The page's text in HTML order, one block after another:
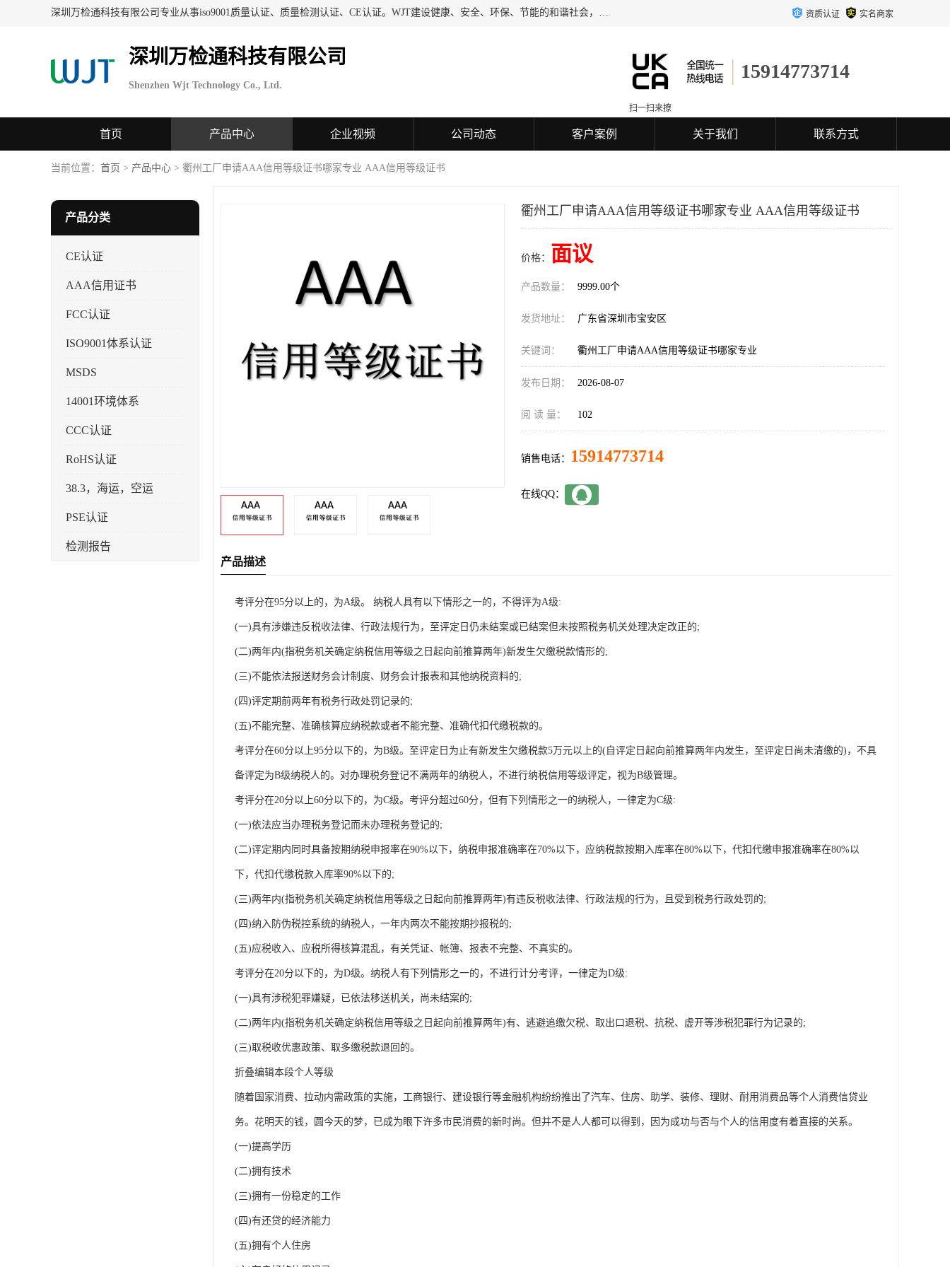
深圳万检通科技有限公司专业从事iso9001质量认证、质量检测认证、CE认证。WJT建设健康、安全、环保、节能的和谐社会，力图在检验、鉴定、测试及认证领域成为受人信赖的机构。 资质认证 实名商家
深圳万检通科技有限公司
Shenzhen Wjt Technology Co., Ltd.
15914773714
扫一扫来撩
首页 产品中心 企业视频 公司动态 客户案例 关于我们 联系方式
当前位置： 首页 > 产品中心 > 衢州工厂申请AAA信用等级证书哪家专业 AAA信用等级证书
产品分类
CE认证
AAA信用证书
FCC认证
ISO9001体系认证
MSDS
14001环境体系
CCC认证
RoHS认证
38.3，海运，空运
PSE认证
检测报告
衢州工厂申请AAA信用等级证书哪家专业 AAA信用等级证书
价格： 面议
产品数量： 9999.00个
发货地址： 广东省深圳市宝安区
关键词： 衢州工厂申请AAA信用等级证书哪家专业
发布日期： 2026-08-07
阅 读 量： 102
销售电话： 15914773714
在线QQ：
产品描述
考评分在95分以上的，为A级。 纳税人具有以下情形之一的，不得评为A级:
(一)具有涉嫌违反税收法律、行政法规行为，至评定日仍未结案或已结案但未按照税务机关处理决定改正的;
(二)两年内(指税务机关确定纳税信用等级之日起向前推算两年)新发生欠缴税款情形的;
(三)不能依法报送财务会计制度、财务会计报表和其他纳税资料的;
(四)评定期前两年有税务行政处罚记录的;
(五)不能完整、准确核算应纳税款或者不能完整、准确代扣代缴税款的。
考评分在60分以上95分以下的，为B级。至评定日为止有新发生欠缴税款5万元以上的(自评定日起向前推算两年内发生，至评定日尚未清缴的)，不具
备评定为B级纳税人的。对办理税务登记不满两年的纳税人，不进行纳税信用等级评定，视为B级管理。
考评分在20分以上60分以下的，为C级。考评分超过60分，但有下列情形之一的纳税人，一律定为C级:
(一)依法应当办理税务登记而未办理税务登记的;
(二)评定期内同时具备按期纳税申报率在90%以下，纳税申报准确率在70%以下，应纳税款按期入库率在80%以下，代扣代缴申报准确率在80%以
下，代扣代缴税款入库率90%以下的;
(三)两年内(指税务机关确定纳税信用等级之日起向前推算两年)有违反税收法律、行政法规的行为，且受到税务行政处罚的;
(四)纳入防伪税控系统的纳税人，一年内两次不能按期抄报税的;
(五)应税收入、应税所得核算混乱，有关凭证、帐簿、报表不完整、不真实的。
考评分在20分以下的，为D级。纳税人有下列情形之一的，不进行计分考评，一律定为D级:
(一)具有涉税犯罪嫌疑，已依法移送机关，尚未结案的;
(二)两年内(指税务机关确定纳税信用等级之日起向前推算两年)有、逃避追缴欠税、取出口退税、抗税、虚开等涉税犯罪行为记录的;
(三)取税收优惠政策、取多缴税款退回的。
折叠编辑本段个人等级
随着国家消费、拉动内需政策的实施，工商银行、建设银行等金融机构纷纷推出了汽车、住房、助学、装修、理财、耐用消费品等个人消费信贷业
务。花明天的钱，圆今天的梦，已成为眼下许多市民消费的新时尚。但并不是人人都可以得到，因为成功与否与个人的信用度有着直接的关系。
(一)提高学历
(二)拥有技术
(三)拥有一份稳定的工作
(四)有还贷的经济能力
(五)拥有个人住房